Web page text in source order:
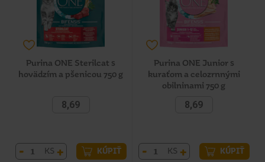
Purina ONE Sterilcat s
hovädzím a pšenicou 750 g
8,69
- KS + KÚPIŤ
Purina ONE Junior s
kuraťom a celozrnnými
obilninami 750 g
8,69
- KS + KÚPIŤ